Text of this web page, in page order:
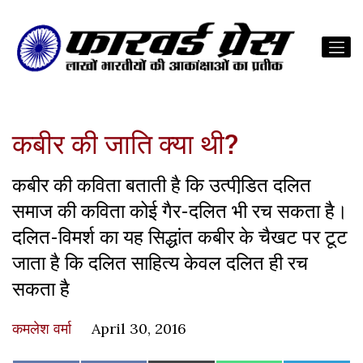
कबीर की जाति क्या थी?
कबीर की कविता बताती है कि उत्पीडि़त दलित
समाज की कविता कोई गैर-दलित भी रच सकता है।
दलित-विमर्श का यह सिद्धांत कबीर के चैखट पर टूट
जाता है कि दलित साहित्य केवल दलित ही रच
सकता है
कमलेश वर्मा April 30, 2016